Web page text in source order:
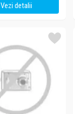
Vezi detalii